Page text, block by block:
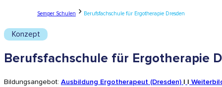
Semper Schulen Berufsfachschule für Ergotherapie Dresden
Konzept
Berufsfachschule für Ergotherapie
Bildungsangebot: Ausbildung Ergotherapeut (Dresden)